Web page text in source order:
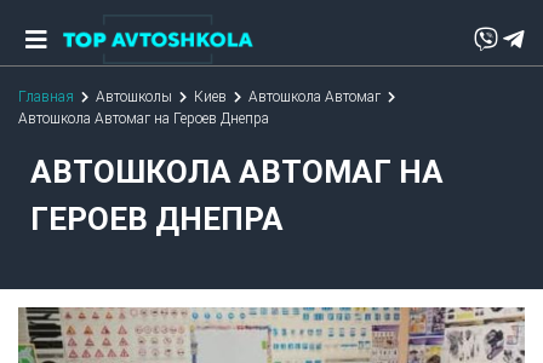
Главная Автошколы Киев
Автошкола Автомаг
Автошкола Автомаг на Героев Днепра
АВТОШКОЛА АВТОМАГ НА
ГЕРОЕВ ДНЕПРА